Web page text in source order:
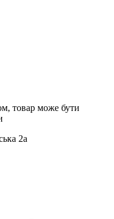
товар може бути
2а